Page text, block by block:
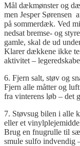
Mål dækmønster og
men Jesper Sørensen
på sommerdæk. Ved
nedsat bremse- og
gamle, skal de ud
Klarer dækkene ikke
aktivitet –
6. Fjern salt, støv og
Fjern alle måtter og
fra vinterens løb – det
7. Støvsug bilen i alle
eller et
Brug en fnugrulle til
smule sulfo indvendig